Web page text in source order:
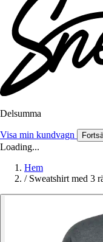
Delsumma
Visa min kundvagn
Loading...
Hem
/ Sweatshirt med 3